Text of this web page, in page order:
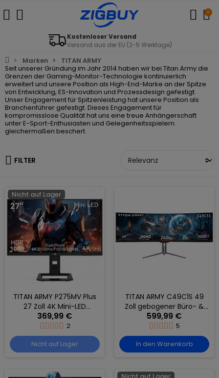
0
Kostenloser Versand
Versand aus der EU (2-5 Werktage)
Marken TITAN ARMY
Seit unserer Gründung im Jahr 2014 haben wir bei Titan Army die
Grenzen der Gaming-Monitor-Technologie kontinuierlich
erweitert und unsere Position als High-End-Marke an der Spitze
von Entwicklung, ES-Innovation und Prozessdesign gefestigt.
Unser Engagement für Spitzenleistung hat unsere Position als
Branchenführer gefestigt. Dieses Engagement für
kompromisslose Qualität hat uns eine treue Anhängerschaft
unter E-Sport-Enthusiasten und Gelegenheitsspielern
gleichermaßen beschert.
FILTER
Nicht auf Lager
TITAN ARMY P275MV Plus
27 Zoll 4K Mini-LED
Gaming Monitor, 160Hz /
320Hz Dual Mode,
HDR1000, 1152 Dimming
Zonen, USB-C 65W, HDMI
369,99 €
2
Nicht auf Lager
TITAN ARMY C49C1S 49
Zoll gebogener Büro- &
Gaming-Monitor, USB‑C
65W, DQHD 5120×1440
240Hz
599,99 €
5
In den Warenkorb